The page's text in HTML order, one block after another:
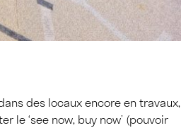
des locaux encore en travaux,
le ‘see now, buy now’ (pouvoir